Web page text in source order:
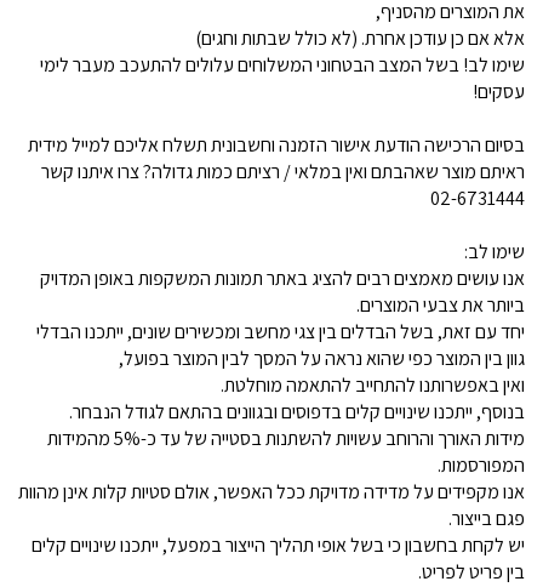
את המוצרים מהסניף,
אלא אם כן עודכן אחרת. (לא כולל שבתות וחגים)
שימו לב! בשל המצב הבטחוני המשלוחים עלולים להתעכב מעבר לימי
עסקים!
בסיום הרכישה הודעת אישור הזמנה וחשבונית תשלח אליכם למייל מידית
ראיתם מוצר שאהבתם ואין במלאי / רציתם כמות גדולה? צרו איתנו קשר
02-6731444
שימו לב:
אנו עושים מאמצים רבים להציג באתר תמונות המשקפות באופן המדויק
ביותר את צבעי המוצרים.
יחד עם זאת, בשל הבדלים בין צגי מחשב ומכשירים שונים, ייתכנו הבדלי
גוון בין המוצר כפי שהוא נראה על המסך לבין המוצר בפועל,
ואין באפשרותנו להתחייב להתאמה מוחלטת.
בנוסף, ייתכנו שינויים קלים בדפוסים ובגוונים בהתאם לגודל הנבחר.
מידות האורך והרוחב עשויות להשתנות בסטייה של עד כ-5% מהמידות
המפורסמות.
אנו מקפידים על מדידה מדויקת ככל האפשר, אולם סטיות קלות אינן מהוות
פגם בייצור.
יש לקחת בחשבון כי בשל אופי תהליך הייצור במפעל, ייתכנו שינויים קלים
בין פריט לפריט.